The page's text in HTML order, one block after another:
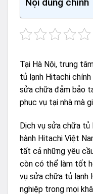
Nội dung chính
Tại Hà Nội, trung
tủ lạnh Hitachi
sửa chữa đảm bảo
phục vụ tại nhà mà
Dịch vụ sửa chữa tủ
hành Hitachi Việt
tất cả những yêu
còn có thể làm tốt
vụ sửa chữa tủ lạnh
nghiệp trong mọi